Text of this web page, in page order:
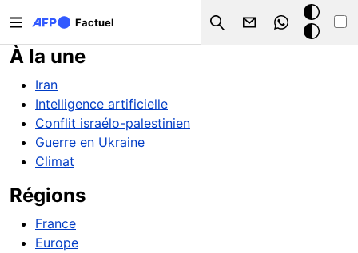
Factuel
Search
Mode
sombre
À la une
Iran
Intelligence artificielle
Conflit israélo-palestinien
Guerre en Ukraine
Climat
Régions
France
Europe